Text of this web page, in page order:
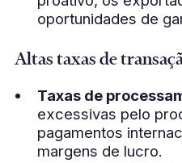
oportunidades de
Altas taxas de
Taxas de
excessivas pelo
pagamentos
margens de lucro.